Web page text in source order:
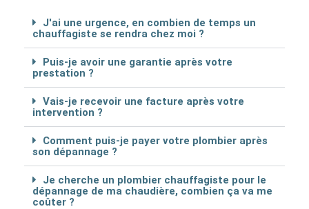
J'ai une urgence, en combien de temps un
chauffagiste se rendra chez moi ?
Puis-je avoir une garantie après votre
prestation ?
Vais-je recevoir une facture après votre
intervention ?
Comment puis-je payer votre plombier après
son dépannage ?
Je cherche un plombier chauffagiste pour le
dépannage de ma chaudière, combien ça va me
coûter ?